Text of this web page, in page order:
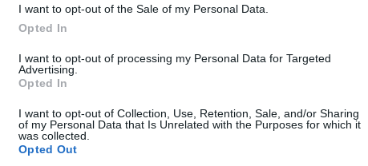
I want to opt-out of the Sale of my Personal Data.
Opted In
I want to opt-out of processing my Personal Data for Targeted
Advertising.
Opted In
I want to opt-out of Collection, Use, Retention, Sale, and/or Sharing
of my Personal Data that Is Unrelated with the Purposes for which it
was collected.
Opted Out